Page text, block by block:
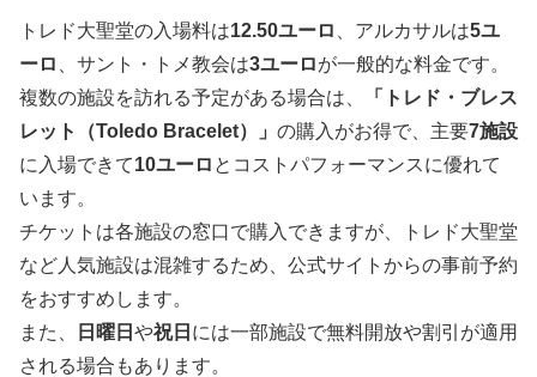
トレド大聖堂の入場料は12.50ユーロ 、アルカサルは5ユ
ーロ
、サント・トメ教会は3ユーロが一般的な料金です。
複数の施設を訪れる予定がある場合は、
「トレド・ブレス
レット（Toledo Bracelet）」 の購入がお得で、主要7施設
に入場できて10ユーロ とコストパフォーマンスに優れて
います。
チケットは各施設の窓口で購入できますが、トレド大聖堂
など人気施設は混雑するため、公式サイトからの事前予約
をおすすめします。
また、
日曜日 や祝日 には一部施設で無料開放や割引が適用
される場合もあります。